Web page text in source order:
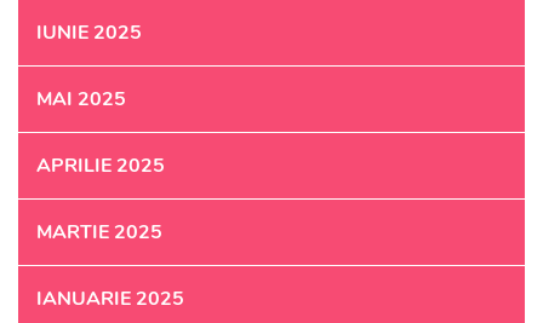
IUNIE 2025
MAI 2025
APRILIE 2025
MARTIE 2025
IANUARIE 2025